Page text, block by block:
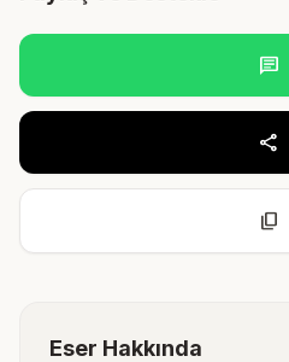
chat
share
content_copy
Eser Hakkında